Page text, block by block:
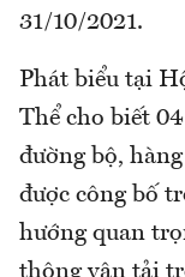
31/10/2021.
Phát biểu tại
Thể cho biết
đường bộ,
được công bố
hướng quan
thông vận tải